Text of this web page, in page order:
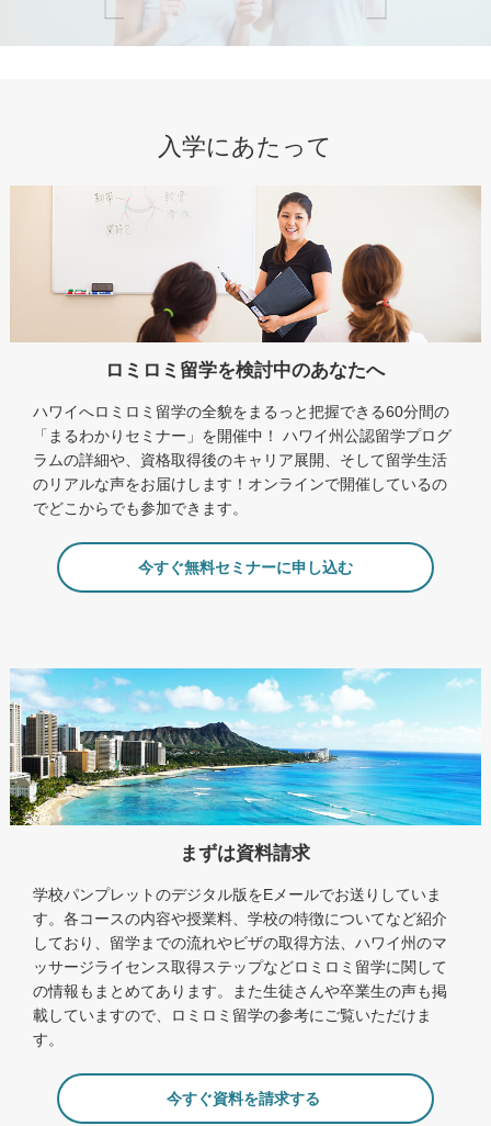
入学にあたって
ロミロミ留学を検討中のあなたへ
ハワイへロミロミ留学の全貌をまるっと把握できる60分間の
「まるわかりセミナー」を開催中！ ハワイ州公認留学プログ
ラムの詳細や、資格取得後のキャリア展開、そして留学生活
のリアルな声をお届けします！オンラインで開催しているの
でどこからでも参加できます。
今すぐ無料セミナーに申し込む
まずは資料請求
学校パンプレットのデジタル版をEメールでお送りしていま
す。各コースの内容や授業料、学校の特徴についてなど紹介
しており、留学までの流れやビザの取得方法、ハワイ州のマ
ッサージライセンス取得ステップなどロミロミ留学に関して
の情報もまとめてあります。また生徒さんや卒業生の声も掲
載していますので、ロミロミ留学の参考にご覧いただけま
す。
今すぐ資料を請求する